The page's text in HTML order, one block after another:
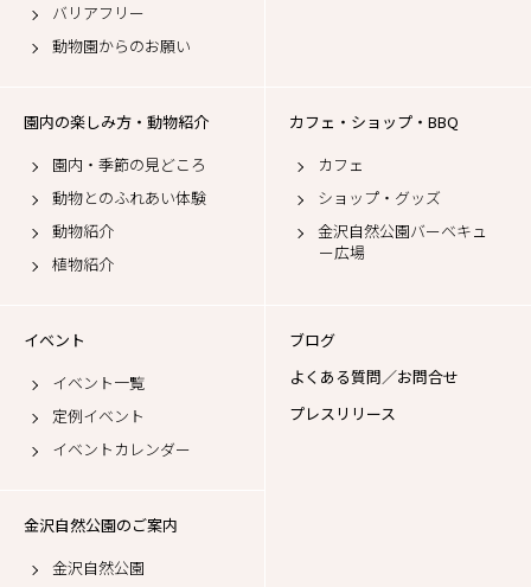
バリアフリー
動物園からのお願い
園内の楽しみ方・動物紹介
園内・季節の見どころ
動物とのふれあい体験
動物紹介
植物紹介
カフェ・ショップ・BBQ
カフェ
ショップ・グッズ
金沢自然公園バーベキュ
ー広場
イベント
イベント一覧
定例イベント
イベントカレンダー
ブログ
よくある質問／お問合せ
プレスリリース
金沢自然公園のご案内
金沢自然公園